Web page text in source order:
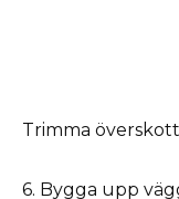
Trimma
6. Bygga upp